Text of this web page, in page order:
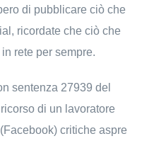
di pubblicare ciò che
ricordate che ciò che
rete per sempre.
sentenza 27939 del
di un lavoratore
critiche aspre